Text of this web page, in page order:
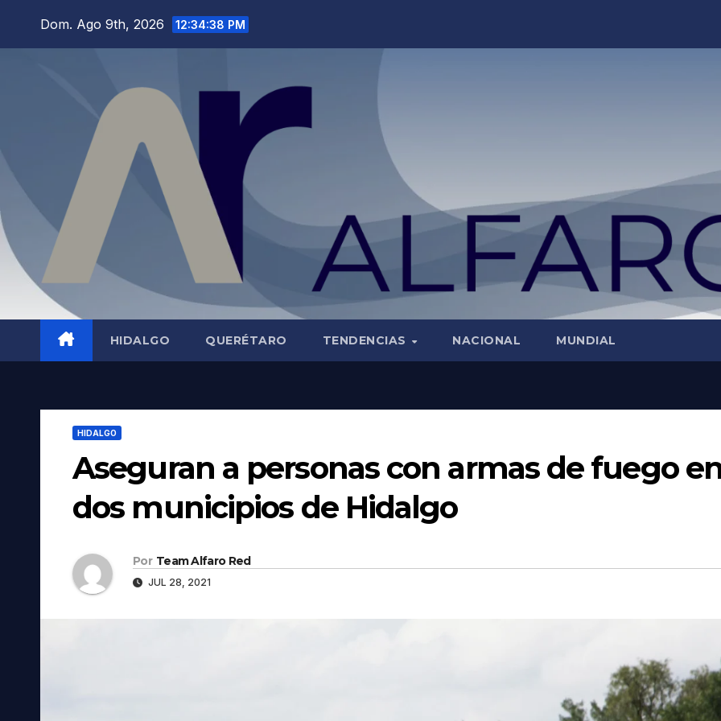
Dom. Ago 9th, 2026 12:34:40 PM
HIDALGO QUERÉTARO TENDENCIAS NACIONAL MUNDIAL
HIDALGO
Aseguran a personas con armas de fuego
dos municipios de Hidalgo
Por Team Alfaro Red
JUL 28, 2021